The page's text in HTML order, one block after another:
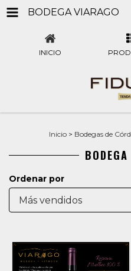
BODEGA VIARAGO
INICIO
Inicio > Bodegas de
Ordenar por